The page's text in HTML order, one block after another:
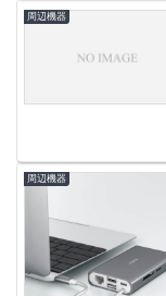
周辺機器
周辺機器